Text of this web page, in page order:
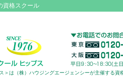
資格スクール
＞は（株）ハウジングエージェンシーが主催する資